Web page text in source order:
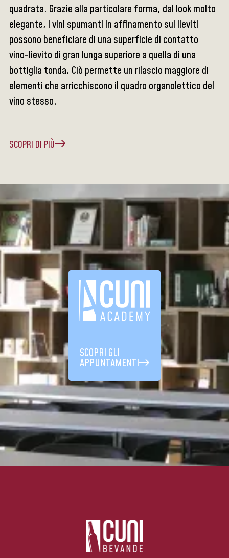
quadrata. Grazie alla particolare forma, dal look molto
elegante, i vini spumanti in affinamento sui lieviti
possono beneficiare di una superficie di contatto
vino-lievito di gran lunga superiore a quella di una
bottiglia tonda. Ciò permette un rilascio maggiore di
elementi che arricchiscono il quadro organolettico del
vino stesso.
SCOPRI DI PIÙ
SCOPRI GLI
APPUNTAMENTI